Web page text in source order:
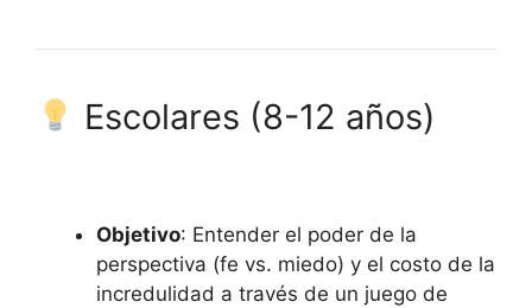
Escolares (8-12 años)
Objetivo: Entender el poder de la
perspectiva (fe vs. miedo) y el costo de la
incredulidad a través de un juego de